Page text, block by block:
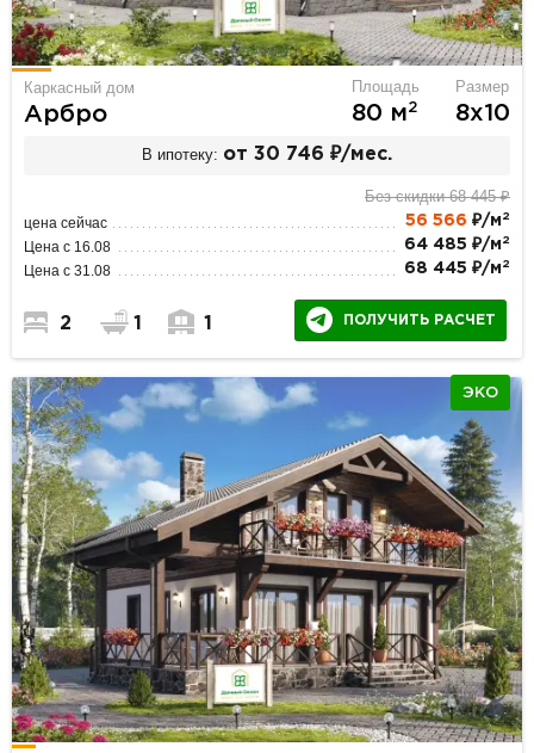
Каркасный дом
Арбро
Площадь
80 м2
Размер
8х10
В ипотеку: от 30 746 ₽/мес.
Без скидки 68 445 ₽
цена сейчас 56 566 ₽/м 2
Цена с 16.08 64 485 ₽/м 2
Цена с 31.08 68 445 ₽/м 2
2 1 1 ПОЛУЧИТЬ РАСЧЕТ
ЭКО